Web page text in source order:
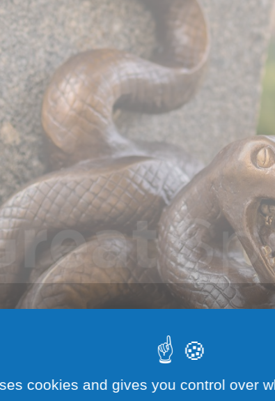
cookies and gives you control over